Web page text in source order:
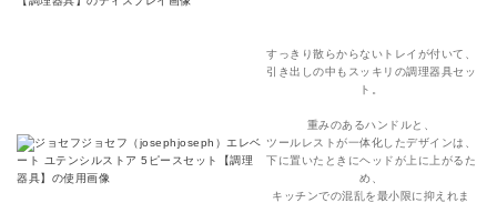
すっきり散らからないトレイが付いて、
引き出しの中もスッキリの調理器具セッ
ト。
重みのあるハンドルと、
ツールレストが一体化したデザインは、
下に置いたときにヘッドが上に上がるた
め、
キッチンでの混乱を最小限に抑えれま